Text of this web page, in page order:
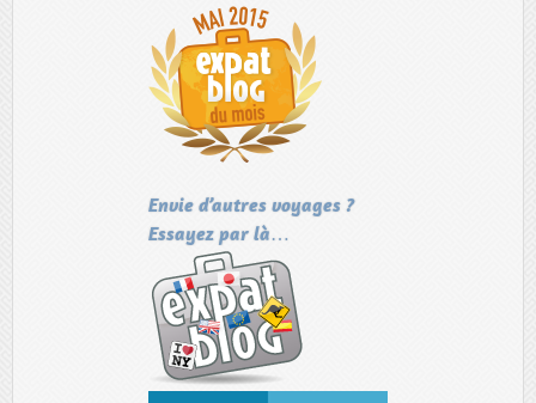
Envie d’autres voyages ?
Essayez par là…